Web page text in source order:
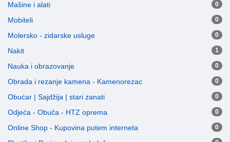
Mašine i alati 0
Mobiteli 0
Molersko - zidarske usluge 0
Nakit 1
Nauka i obrazovanje 0
Obrada i rezanje kamena - Kamenorezac 0
Obućar | Sajdžija | stari zanati 0
Odjeća - Obuča - HTZ oprema 0
Online Shop - Kupovina putem interneta 0